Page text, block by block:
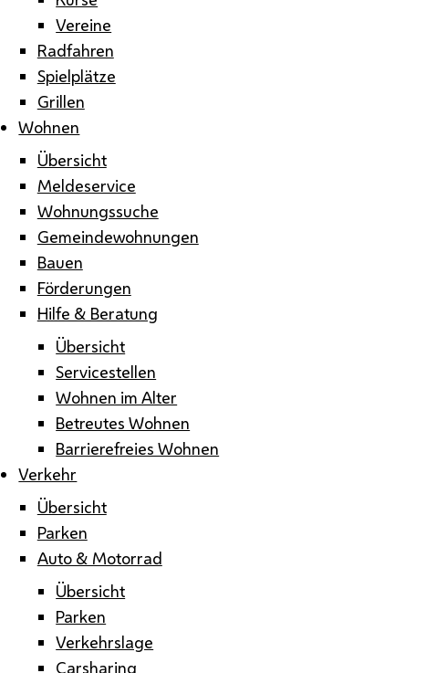
Vereine
Radfahren
Spielplätze
Grillen
Wohnen
Übersicht
Meldeservice
Wohnungssuche
Gemeindewohnungen
Bauen
Förderungen
Hilfe & Beratung
Übersicht
Servicestellen
Wohnen im Alter
Betreutes Wohnen
Barrierefreies Wohnen
Verkehr
Übersicht
Parken
Auto & Motorrad
Übersicht
Parken
Verkehrslage
Carsharing